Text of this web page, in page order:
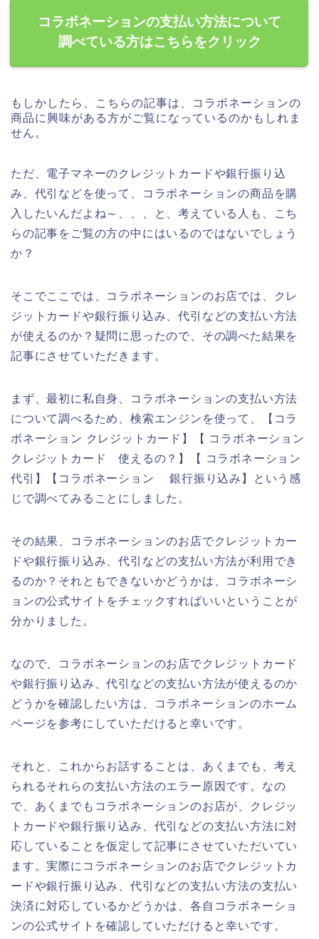
コラボネーションの支払い方法について
調べている方はこちらをクリック
もしかしたら、こちらの記事は、コラボネーションの
商品に興味がある方がご覧になっているのかもしれま
せん。
ただ、電子マネーのクレジットカードや銀行振り込
み、代引などを使って、コラボネーションの商品を購
入したいんだよね～、、、と、考えている人も、こち
らの記事をご覧の方の中にはいるのではないでしょう
か？
そこでここでは、コラボネーションのお店では、クレ
ジットカードや銀行振り込み、代引などの支払い方法
が使えるのか？疑問に思ったので、その調べた結果を
記事にさせていただきます。
まず、最初に私自身、コラボネーションの支払い方法
について調べるため、検索エンジンを使って、【コラ
ボネーション クレジットカード】【 コラボネーション
クレジットカード 使えるの？】【 コラボネーション
代引】【コラボネーション 銀行振り込み】という感
じで調べてみることにしました。
その結果、コラボネーションのお店でクレジットカー
ドや銀行振り込み、代引などの支払い方法が利用でき
るのか？それともできないかどうかは、コラボネーシ
ョンの公式サイトをチェックすればいいということが
分かりました。
なので、コラボネーションのお店でクレジットカード
や銀行振り込み、代引などの支払い方法が使えるのか
どうかを確認したい方は、コラボネーションのホーム
ページを参考にしていただけると幸いです。
それと、これからお話することは、あくまでも、考え
られるそれらの支払い方法のエラー原因です。なの
で、あくまでもコラボネーションのお店が、クレジッ
トカードや銀行振り込み、代引などの支払い方法に対
応していることを仮定して記事にさせていただいてい
ます。実際にコラボネーションのお店でクレジットカ
ードや銀行振り込み、代引などの支払い方法の支払い
決済に対応しているかどうかは、各自コラボネーショ
ンの公式サイトを確認していただけると幸いです。